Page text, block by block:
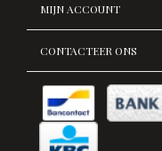
MIJN ACCOUNT
CONTACTEER ONS